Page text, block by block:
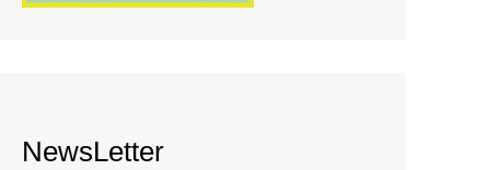
NewsLetter